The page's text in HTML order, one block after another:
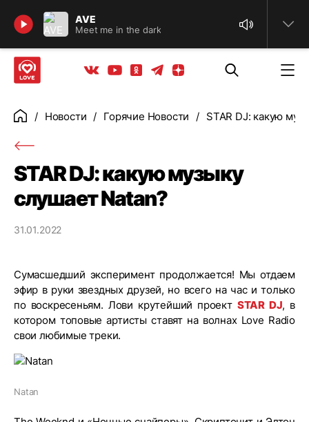
AVE
Meet me in the dark
Найти
Вконтакте
YoutubeОдноклассники
ТелеграмЯндекс дзен
ГлавнаяНовости Горячие Новости STAR DJ: какую
STAR DJ: какую музыку
слушает Natan?
31.01.2022
Сумасшедший эксперимент продолжается! Мы отдаем
эфир в руки звездных друзей, но всего на час и только
по воскресеньям. Лови крутейший проект STAR DJ, в
котором топовые артисты ставят на волнах Love Radio
свои любимые треки.
Natan